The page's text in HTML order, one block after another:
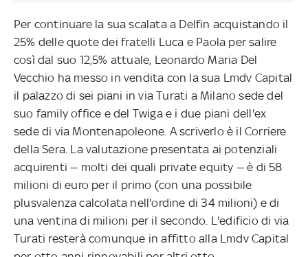
Per continuare la sua scalata a Delfin acquistando il
25% delle quote dei fratelli Luca e Paola per salire
così dal suo 12,5% attuale, Leonardo Maria Del
Vecchio ha messo in vendita con la sua Lmdv Capital
il palazzo di sei piani in via Turati a Milano sede del
suo family office e del Twiga e i due piani dell'ex
sede di via Montenapoleone. A scriverlo è il Corriere
della Sera. La valutazione presentata ai potenziali
acquirenti — molti dei quali private equity — è di 58
milioni di euro per il primo (con una possibile
plusvalenza calcolata nell'ordine di 34 milioni) e di
una ventina di milioni per il secondo. L'edificio di via
Turati resterà comunque in affitto alla Lmdv Capital